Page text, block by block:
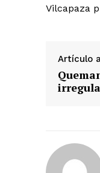
Vilcapaza
Artículo